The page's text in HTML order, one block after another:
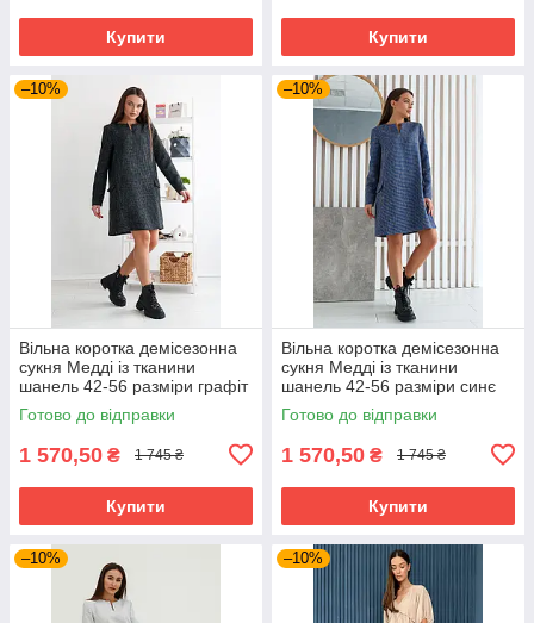
Купити Купити
–10%
Вільна коротка демісезонна
сукня Медді із тканини
шанель 42-56 разміри графіт
Готово до відправки
1 570,50 ₴ 1 745 ₴
Купити
–10%
Вільна коротка демісезонна
сукня Медді із тканини
шанель 42-56 разміри синє
Готово до відправки
1 570,50 ₴ 1 745 ₴
Купити
–10% –10%